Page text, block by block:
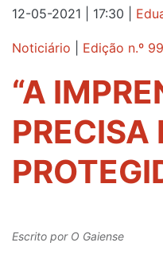
12-05-2021 | 17:30
Noticiário Edição n.º
“A
PRECISA
Escrito por O Gaiense